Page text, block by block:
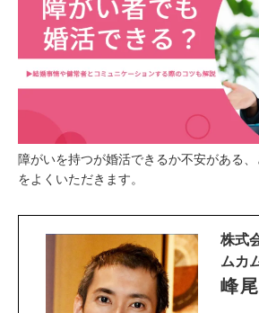
障がいを持つが婚活できるか不安がある
をよくいただきます。
株式
ムカ
峰